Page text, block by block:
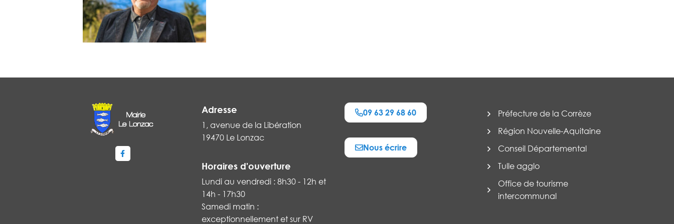
Lien vers le compte Facebook
Adresse
1, avenue de la Libération
19470 Le Lonzac
Horaires d'ouverture
Lundi au vendredi : 8h30 - 12h et
14h - 17h30
Samedi matin :
exceptionnellement et sur RV
09 63 29 68 60
Nous écrire
Préfecture de la Corrèze
Région Nouvelle-Aquitaine
Conseil Départemental
Tulle agglo
Office de tourisme
intercommunal